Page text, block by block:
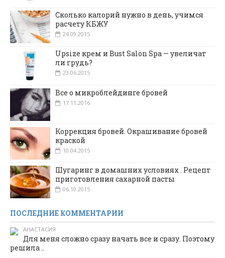
Сколько калорий нужно в день, учимся
расчету КБЖУ
24.09.2015
Upsize крем и Bust Salon Spa — увеличат
ли грудь?
23.06.2015
Все о микроблейдинге бровей
17.11.2016
Коррекция бровей. Окрашивание бровей
краской
10.04.2015
Шугаринг в домашних условиях . Рецепт
приготовления сахарной пасты
06.10.2015
ПОСЛЕДНИЕ КОММЕНТАРИИ
АНАСТАСИЯ
Для меня сложно сразу начать все и сразу. Поэтому
решила ..